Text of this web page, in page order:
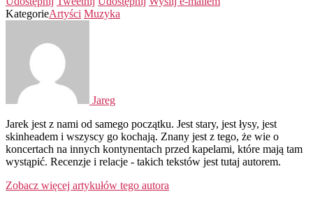
KategorieArtyści Muzyka
Jareg
Jarek jest z nami od samego początku. Jest stary, jest łysy, jest
skinheadem i wszyscy go kochają. Znany jest z tego, że wie o
koncertach na innych kontynentach przed kapelami, które mają tam
wystąpić. Recenzje i relacje - takich tekstów jest tutaj autorem.
Zobacz więcej artykułów tego autora